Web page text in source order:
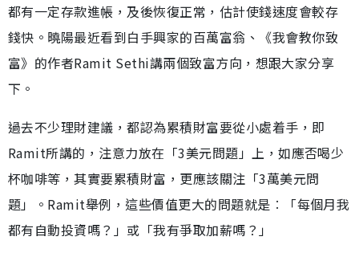
都有一定存款進帳，及後恢復正常，估計使錢速度會較存
錢快。曉陽最近看到白手興家的百萬富翁、《我會教你致
富》的作者Ramit Sethi講兩個致富方向，想跟大家分享
下。
過去不少理財建議，都認為累積財富要從小處着手，即
Ramit所講的，注意力放在「3美元問題」上，如應否喝少
杯咖啡等，其實要累積財富，更應該關注「3萬美元問
題」。Ramit舉例，這些價值更大的問題就是︰「每個月我
都有自動投資嗎？」或「我有爭取加薪嗎？」